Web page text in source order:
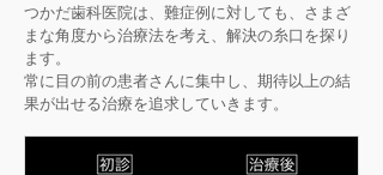
つかだ歯科医院は、難症例に対しても、さまざ
まな角度から治療法を考え、解決の糸口を探り
ます。
常に目の前の患者さんに集中し、期待以上の結
果が出せる治療を追求していきます。